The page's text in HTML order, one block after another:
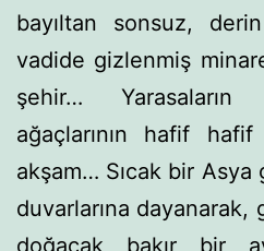
bayıltan sonsuz,
vadide gizlenmiş
şehir…
ağaçlarının hafif
akşam… Sıcak bir Asya
duvar­larına
doğacak bakır bir